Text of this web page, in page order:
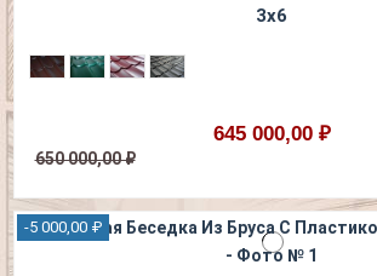
3х6
645 000,00 ₽
650 000,00 ₽
-5 000,00 ₽